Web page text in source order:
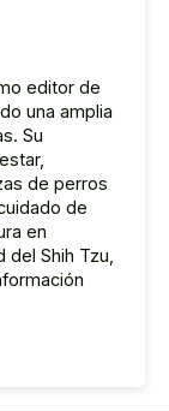
editor de
una amplia
Su
de perros
de
en
Shih Tzu,